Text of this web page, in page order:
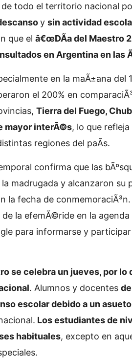
de todo el territorio nacional
y sin actividad
que el â€œDÃ­a del Maestro
en Argentina en las
en la maÃ±ana del
el 200% en
Tierra del Fuego,
mayor interÃ©s, lo que
regiones del paÃ­s.
confirma que las
madrugada y alcanzaron su
la fecha de
la efemÃ©ride en la
para informarse y
se celebra un jueves, por lo
. Alumnos y docentes
escolar debido a un
Los estudiantes de
habituales, excepto en